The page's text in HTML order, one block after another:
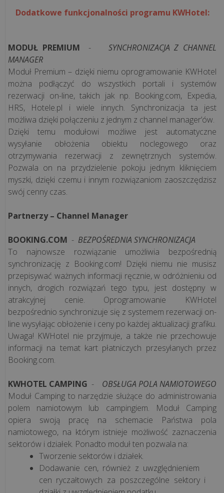
Dodatkowe funkcjonalności programu KWHotel:
MODUŁ PREMIUM - SYNCHRONIZACJA Z CHANNEL
MANAGER
Moduł Premium – dzięki niemu oprogramowanie KWHotel
można podłączyć do wszystkich portali i systemów
rezerwacji on-line, takich jak np. Booking.com, Expedia,
HRS, Hotele.pl i wiele innych. Synchronizacja ta jest
możliwa dzięki połączeniu z jednym z channel manager’ów.
Dzięki temu modułowi możliwe jest automatyczne
wysyłanie obłożenia obiektu noclegowego oraz
otrzymywania rezerwacji z zewnętrznych systemów.
Pozwala on na przydzielenie pokoju jednym kliknięciem
myszki, dzięki czemu i innym rozwiązaniom zaoszczędzisz
swój cenny czas.
Partnerzy – Channel Manager
BOOKING.COM - BEZPOŚREDNIA SYNCHRONIZACJA
To najnowsze rozwiązanie umożliwia bezpośrednią
synchronizację z Booking.com! Dzięki niemu nie musisz
przepisywać ważnych informacji ręcznie, w odróżnieniu od
innych, drogich rozwiązań tego typu, jest dostępny w
atrakcyjnej cenie. Oprogramowanie KWHotel
bezpośrednio synchronizuje się z systemem rezerwacji on-
line wysyłając obłożenie i ceny po każdej aktualizacji grafiku.
Uwaga! KWHotel nie przyjmuje, a także nie przechowuje
informacji na temat kart płatniczych przesyłanych przez
Booking.com.
KWHOTEL CAMPING - OBSŁUGA POLA NAMIOTOWEGO
Moduł Camping to narzędzie służące do administrowania
polem namiotowym lub campingiem. Moduł Camping
opiera swoją pracę na schemacie Państwa pola
namiotowego, na którym istnieje możliwość zaznaczenia
sektorów i działek. Ponadto moduł ten pozwala na:
Tworzenie sektorów i działek.
Dodawanie cen, również z uwzględnieniem
cen ryczałtowych za poszczególne sektory i